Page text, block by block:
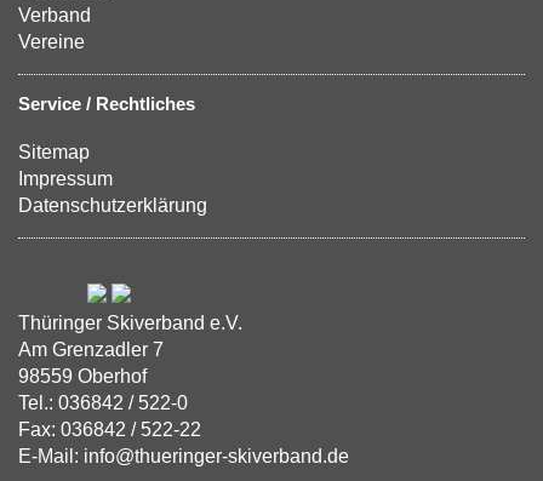
Verband
Vereine
Service / Rechtliches
Sitemap
Impressum
Datenschutzerklärung
Thüringer Skiverband e.V.
Am Grenzadler 7
98559 Oberhof
Tel.: 036842 / 522-0
Fax: 036842 / 522-22
E-Mail: info@thueringer-skiverband.de